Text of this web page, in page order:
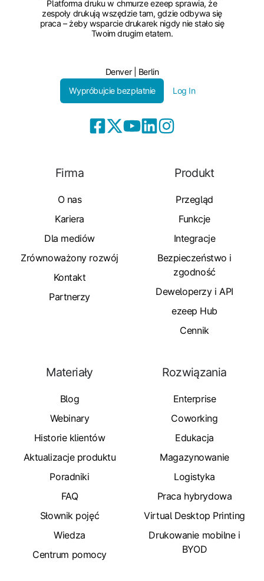
Platforma druku w chmurze ezeep sprawia, że
zespoły drukują wszędzie tam, gdzie odbywa się
praca – żeby wsparcie drukarek nigdy nie stało się
Twoim drugim etatem.
Denver | Berlin
Wypróbujcie bezpłatnie
Log In
Firma
O nas
Kariera
Dla mediów
Zrównoważony rozwój
Kontakt
Partnerzy
Produkt
Przegląd
Funkcje
Integracje
Bezpieczeństwo i
zgodność
Deweloperzy i API
ezeep Hub
Cennik
Materiały
Blog
Webinary
Historie klientów
Aktualizacje produktu
Poradniki
FAQ
Słownik pojęć
Wiedza
Centrum pomocy
Rozwiązania
Enterprise
Coworking
Edukacja
Magazynowanie
Logistyka
Praca hybrydowa
Virtual Desktop Printing
Drukowanie mobilne i
BYOD